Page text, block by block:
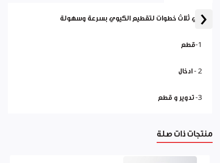
‹في ثلاث خطوات لتقطيع الكيوي بسرعة وسهولة
1-قطع
2 - ادخال
3- تدوير و قطع
منتجات ذات صلة